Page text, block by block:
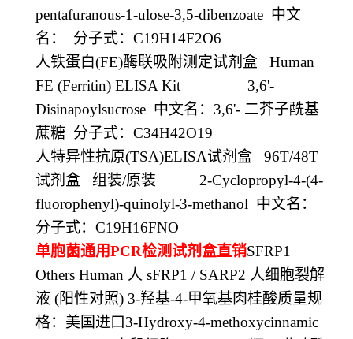
pentafuranous-1-ulose-3,5-dibenzoate 中文
名：
分子式： C19H14F2O6
人铁蛋白(FE)酶联吸附测定试剂盒 Human
FE (Ferritin) ELISA Kit 3,6'-
Disinapoylsucrose 中文名： 3,6'- 二芥子酰基
蔗糖 分子式： C34H42O19
人特异性抗原(TSA)ELISA试剂盒 96T/48T
试剂盒
组装/原装 2-Cyclopropyl-4-(4-
fluorophenyl)-quinolyl-3-methanol 中文名：
分子式： C19H16FNO
单胞菌通用PCR检测试剂盒直销SFRP1
Others Human 人 sFRP1 / SARP2 人细胞裂解
液 (阳性对照) 3-羟基-4-甲氧基肉桂酸质量规
格：美国进口3-Hydroxy-4-methoxycinnamic